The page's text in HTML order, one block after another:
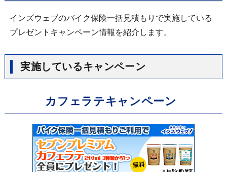
インズウェブのバイク保険一括見積もりで実施している
プレゼントキャンペーン情報を紹介します。
実施しているキャンペーン
カフェラテキャンペーン